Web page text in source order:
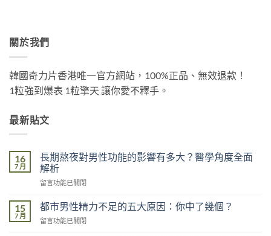
關於我們
韓國奇力片香港唯一官方網站，100%正品、無效退款！
1粒強到爆表 1粒擎天 讓你愛不釋手。
最新貼文
16
7 月
長期熬夜對男性功能的影響有多大？醫學角度全面
解析
在
期
熬
夜
留言功能已關閉
15
7 月
都市男性精力不足的五大原因：你中了幾個？
在
留言功能已關閉